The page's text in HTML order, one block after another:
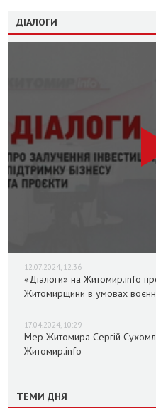
ДІАЛОГИ
12.07.2024, 12:36
«Діалоги» на Житомир.info
Житомирщини в умовах
17.04.2024, 10:29
Мер Житомира Сергій
Житомир.info
ТЕМИ ДНЯ